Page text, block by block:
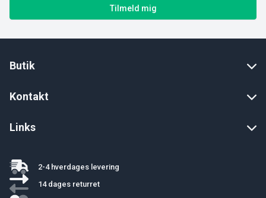
Tilmeld mig
Butik
Kontakt
Links
2-4 hverdages levering
14 dages returret